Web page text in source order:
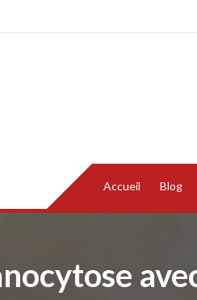
Accueil Blog